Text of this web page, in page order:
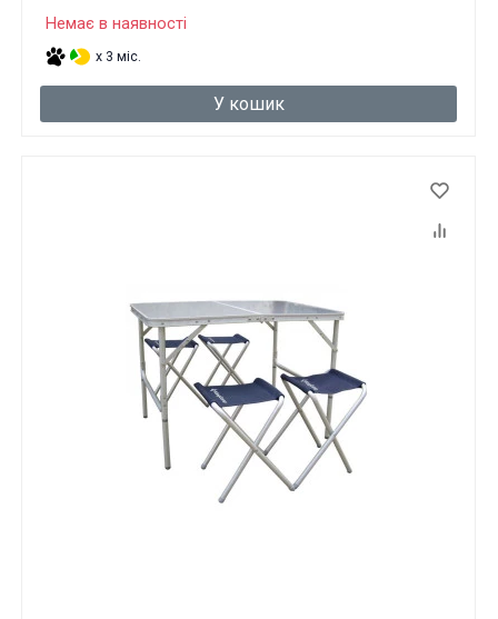
Немає в наявності
x 3 міс.
У кошик